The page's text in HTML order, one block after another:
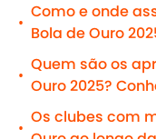
•
Como e onde
Bola de Ouro
•
Quem são os
Ouro 2025?
•
Os clubes com